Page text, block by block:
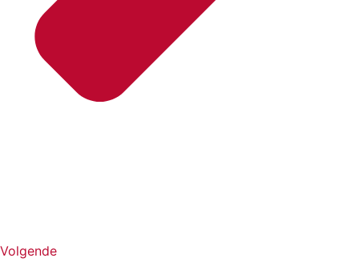
Volgende